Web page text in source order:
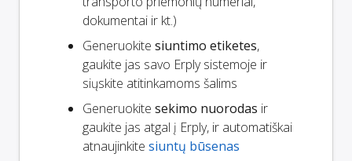
dokumentai ir kt.)
Generuokite siuntimo etiketes,
gaukite jas savo Erply sistemoje ir
siųskite atitinkamoms šalims
Generuokite sekimo nuorodas ir
gaukite jas atgal į Erply, ir automatiškai
atnaujinkite siuntų būsenas